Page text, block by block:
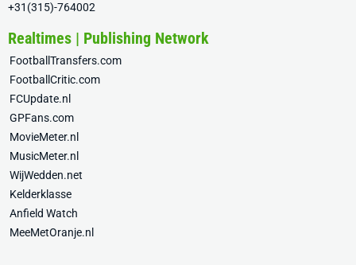
+31(315)-764002
Realtimes | Publishing Network
FootballTransfers.com
FootballCritic.com
FCUpdate.nl
GPFans.com
MovieMeter.nl
MusicMeter.nl
WijWedden.net
Kelderklasse
Anfield Watch
MeeMetOranje.nl